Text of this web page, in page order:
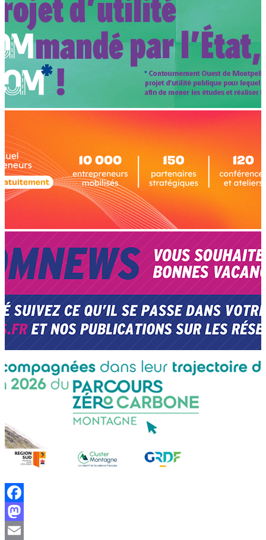
Facebook
Mastodon